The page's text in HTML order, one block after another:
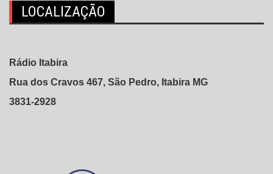
LOCALIZAÇÃO
Rádio Itabira
Rua dos Cravos 467, São Pedro, Itabira MG
3831-2928